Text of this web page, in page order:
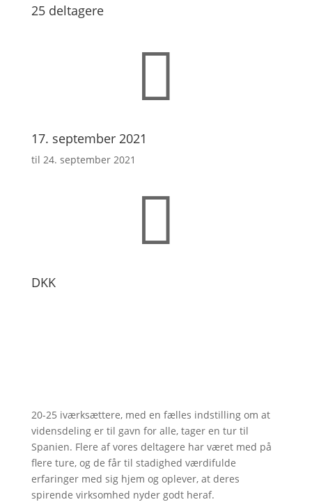
25 deltagere

17. september 2021
til 24. september 2021

DKK
20-25 iværksættere, med en fælles indstilling om at
vidensdeling er til gavn for alle, tager en tur til
Spanien. Flere af vores deltagere har været med på
flere ture, og de får til stadighed værdifulde
erfaringer med sig hjem og oplever, at deres
spirende virksomhed nyder godt heraf.